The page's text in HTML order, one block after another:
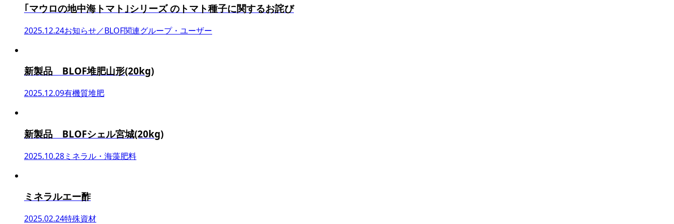
｢マウロの地中海トマト｣シリーズ のトマト種子に関するお詫び
2025.12.24お知らせ／BLOF関連グループ・ユーザー
新製品 BLOF堆肥山形(20kg)
2025.12.09有機質堆肥
新製品 BLOFシェル宮城(20kg)
2025.10.28ミネラル・海藻肥料
ミネラルエー酢
2025.02.24特殊資材